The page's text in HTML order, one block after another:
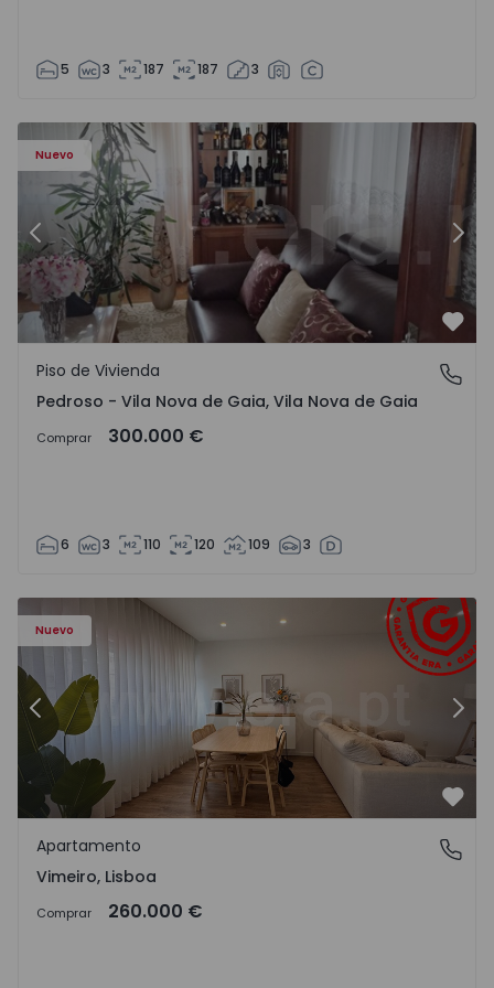
5 3 187 187 3
Nuevo
- 1575635 - 12
Piso de Vivienda T6 Vila Nova de Gaia, Pedroso e
Anterior
Pedroso - Vila Nova de Gaia, Vila Nova de Gaia
Piso de Vivienda
Pedroso - Vila Nova de Gaia, Vila Nova de Gaia
Comprar 300.000 €
6 3 110 120 109 3
Nuevo
Apartamento T1 Lourinhã, Vimeiro - 1575406 - 1
Anterior
Vimeiro, Lisboa
Apartamento
Vimeiro, Lisboa
Comprar 260.000 €